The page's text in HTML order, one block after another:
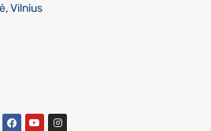
Vilnius